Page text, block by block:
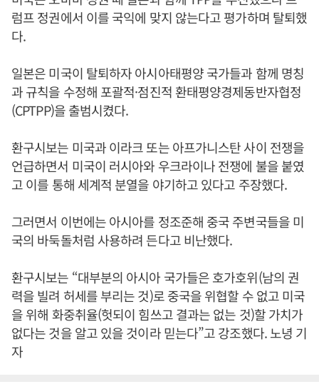
럼프 정권에서 이를 국익에 맞지 않는다고 평가하며 탈퇴했
다.
일본은 미국이 탈퇴하자 아시아태평양 국가들과 함께 명칭
과 규칙을 수정해 포괄적·점진적 환태평양경제동반자협정
(CPTPP)을 출범시켰다.
환구시보는 미국과 이라크 또는 아프가니스탄 사이 전쟁을
언급하면서 미국이 러시아와 우크라이나 전쟁에 불을 붙였
고 이를 통해 세계적 분열을 야기하고 있다고 주장했다.
그러면서 이번에는 아시아를 정조준해 중국 주변국들을 미
국의 바둑돌처럼 사용하려 든다고 비난했다.
환구시보는 “대부분의 아시아 국가들은 호가호위(남의 권
력을 빌려 허세를 부리는 것)로 중국을 위협할 수 없고 미국
을 위해 화중취율(헛되이 힘쓰고 결과는 없는 것)할 가치가
없다는 것을 알고 있을 것이라 믿는다”고 강조했다. 노녕 기
자